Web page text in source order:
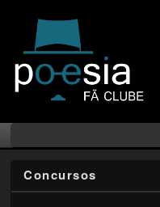
Concursos